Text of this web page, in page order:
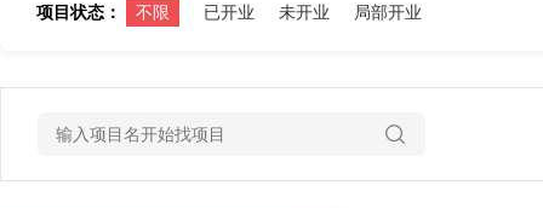
项目状态： 不限 已开业 未开业 局部开业